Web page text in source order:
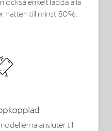
natten till minst 80%.
ansluter till